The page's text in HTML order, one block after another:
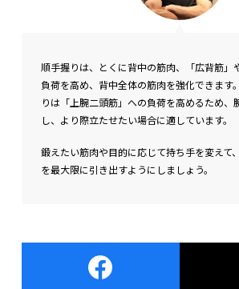
順手握りは、とくに背中の筋肉、「広背筋」
負荷を高め、背中全体の筋肉を強化できます。
りは「上腕二頭筋」への負荷を高めるため、
し、より際立たせたい場合に適しています。
鍛えたい筋肉や目的に応じて持ち手を変えて
を最大限に引き出すようにしましょう。